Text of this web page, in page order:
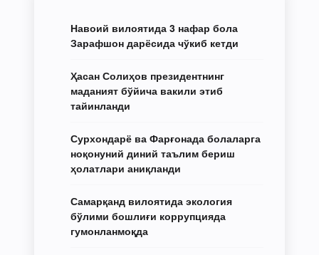
Навоий вилоятида 3 нафар бола
Зарафшон дарёсида чўкиб кетди
Ҳасан Солиҳов президентнинг
маданият бўйича вакили этиб
тайинланди
Сурхондарё ва Фарғонада болаларга
ноқонуний диний таълим бериш
ҳолатлари аниқланди
Самарқанд вилоятида экология
бўлими бошлиғи коррупцияда
гумонланмоқда